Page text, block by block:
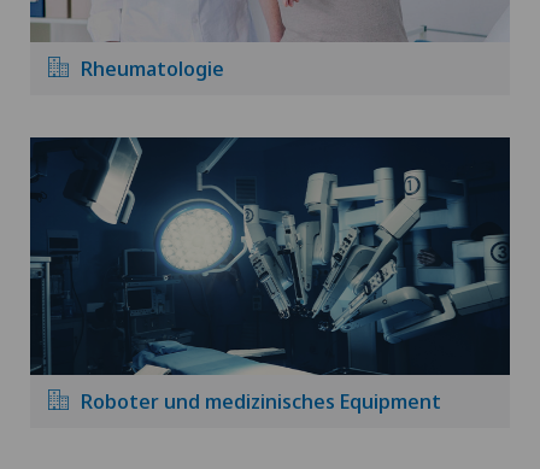
Rheumatologie
Roboter und medizinisches Equipment